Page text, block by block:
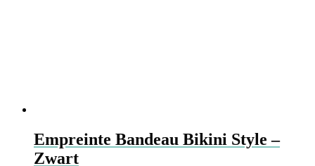
Empreinte Bandeau Bikini Style –
Zwart